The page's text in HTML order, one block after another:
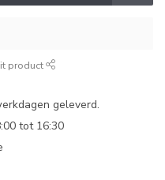
product
geleverd.
tot 16:30